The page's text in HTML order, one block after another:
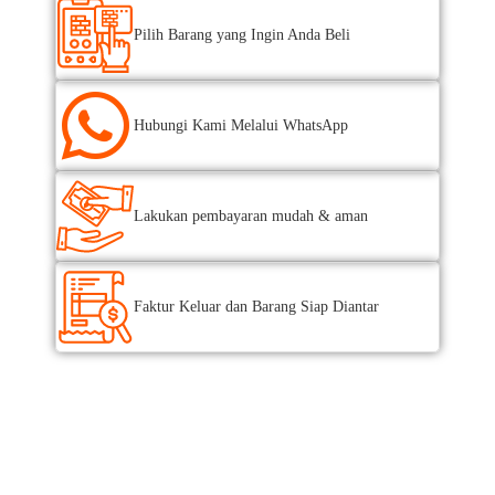
Pilih Barang yang Ingin Anda Beli
Hubungi Kami Melalui WhatsApp
Lakukan pembayaran mudah & aman
Faktur Keluar dan Barang Siap Diantar